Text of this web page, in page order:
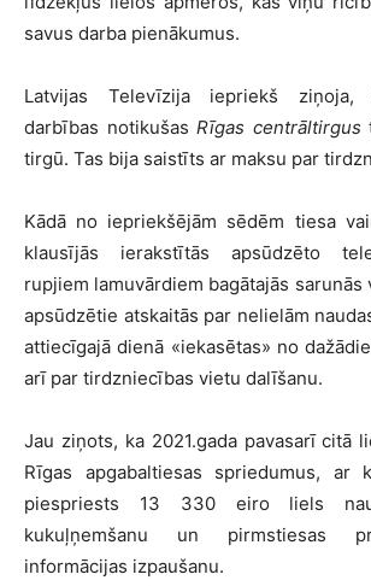
savus darba pienākumus.
Latvijas Televīzija iepriekš ziņoja,
darbības notikušas Rīgas centrāltirgus
tirgū. Tas bija saistīts ar maksu par
Kādā no iepriekšējām sēdēm tiesa
klausījās ierakstītās apsūdzēto
rupjiem lamuvārdiem bagātajās sarunās
apsūdzētie atskaitās par nelielām
attiecīgajā dienā «iekasētas» no
arī par tirdzniecības vietu dalīšanu.
Jau ziņots, ka 2021.gada pavasarī citā
Rīgas apgabaltiesas spriedumus, ar
piespriests 13 330 eiro liels
kukuļņemšanu un pirmstiesas
informācijas izpaušanu.